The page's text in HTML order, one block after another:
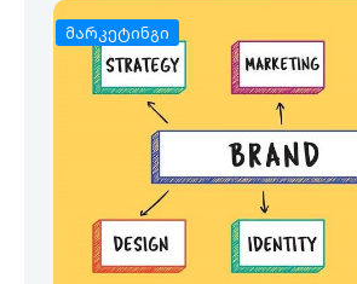
მარკეტინგი